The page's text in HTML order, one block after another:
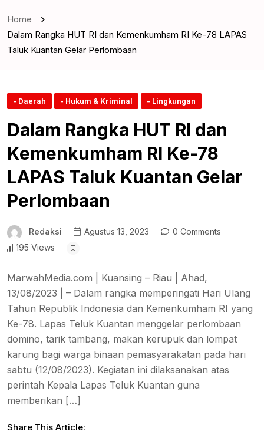
Home
Dalam Rangka HUT RI dan Kemenkumham RI Ke-78 LAPAS
Taluk Kuantan Gelar Perlombaan
- Daerah - Hukum & Kriminal - Lingkungan
Dalam Rangka HUT RI dan
Kemenkumham RI Ke-78
LAPAS Taluk Kuantan Gelar
Perlombaan
Redaksi Agustus 13, 2023
0 Comments
195 Views
MarwahMedia.com | Kuansing – Riau | Ahad,
13/08/2023 | – Dalam rangka memperingati Hari Ulang
Tahun Republik Indonesia dan Kemenkumham RI yang
Ke-78. Lapas Teluk Kuantan menggelar perlombaan
domino, tarik tambang, makan kerupuk dan lompat
karung bagi warga binaan pemasyarakatan pada hari
sabtu (12/08/2023). Kegiatan ini dilaksanakan atas
perintah Kepala Lapas Teluk Kuantan guna
memberikan […]
Share This Article: